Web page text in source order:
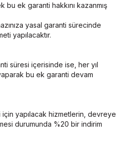
ek garanti hakkını kazanmış
yasal garanti sürecinde
yapılacaktır.
süresi içerisinde ise, her yıl
bu ek garanti devam
için yapılacak hizmetlerin, devreye
durumunda %20 bir indirim